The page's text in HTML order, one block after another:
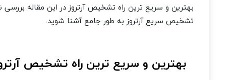
بهترین و سریع ترین راه تشخیص آرتروز در این مقاله
تشخیص سریع آرتروز به طور جامع آشنا شوید.
بهترین و سریع ترین راه تشخیص